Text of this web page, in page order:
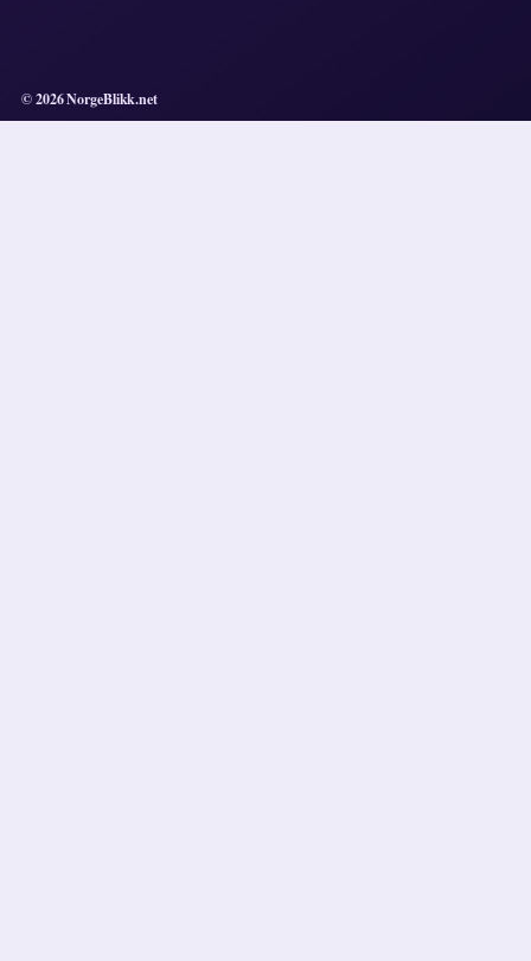
© 2026 NorgeBlikk.net